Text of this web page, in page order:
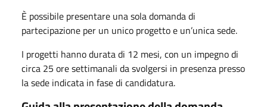
È possibile presentare una sola domanda di
partecipazione per un unico progetto e un’unica sede.
I progetti hanno durata di 12 mesi, con un impegno di
circa 25 ore settimanali da svolgersi in presenza presso
la sede indicata in fase di candidatura.